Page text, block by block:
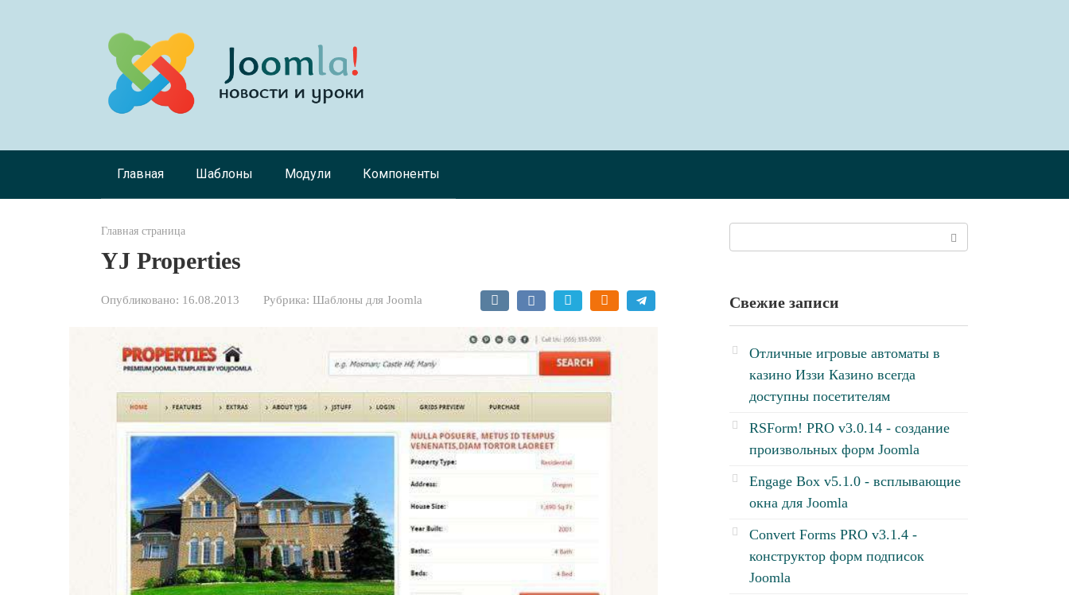
Главная Шаблоны Модули Компоненты
Главная страница
YJ Properties
Опубликовано: 16.08.2013 Рубрика: Шаблоны для Joomla Свежие записи
Отличные игровые автоматы в
казино Иззи Казино всегда
доступны посетителям
RSForm! PRO v3.0.14 - создание
произвольных форм Joomla
Engage Box v5.1.0 - всплывающие
окна для Joomla
Convert Forms PRO v3.1.4 -
конструктор форм подписок
Joomla